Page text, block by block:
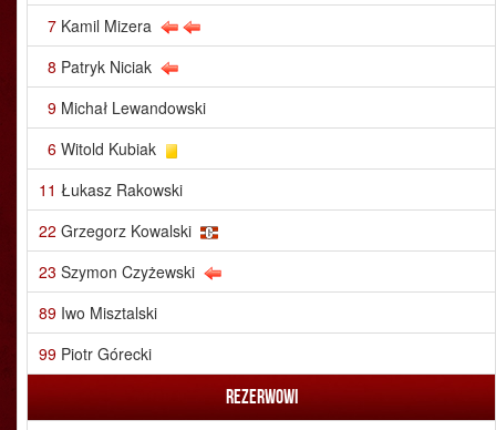
7 Kamil Mizera
8 Patryk Niciak
9 Michał Lewandowski
6 Witold Kubiak
11 Łukasz Rakowski
22 Grzegorz Kowalski
23 Szymon Czyżewski
89 Iwo Misztalski
99 Piotr Górecki
Rezerwowi